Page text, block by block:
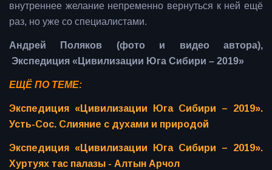
внутреннее желание непременно вернуться к ней ещё
раз, но уже со специалистами.
Андрей Поляков (фото и видео автора),
Экспедиция «Цивилизации Юга Сибири – 2019»
ЕЩЁ ПО ТЕМЕ:
Экспедиция «Цивилизации Юга Сибири – 2019».
Усть-Сос. Слияние с духами и природой
Экспедиция «Цивилизации Юга Сибири – 2019».
Хуртуях тас палазы - Алтын Арчол